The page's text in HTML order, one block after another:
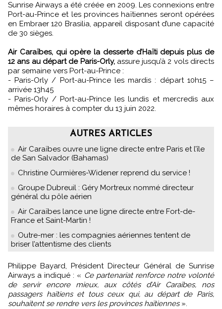
Sunrise Airways a été créée en 2009. Les connexions entre
Port-au-Prince et les provinces haïtiennes seront opérées
en Embraer 120 Brasilia, appareil disposant d’une capacité
de 30 sièges.
Air Caraïbes, qui opère la desserte d’Haïti depuis plus de
12 ans au départ de Paris-Orly,assure jusqu’à 2 vols directs
par semaine vers Port-au-Prince :
- Paris-Orly / Port-au-Prince les mardis : départ 10h15 –
arrivée 13h45
- Paris-Orly / Port-au-Prince les lundis et mercredis aux
mêmes horaires à compter du 13 juin 2022.
AUTRES ARTICLES
Air Caraïbes ouvre une ligne directe entre Paris et l’île
de San Salvador (Bahamas)
Christine Ourmières-Widener reprend du service !
Groupe Dubreuil : Géry Mortreux nommé directeur
général du pôle aérien
Air Caraïbes lance une ligne directe entre Fort-de-
France et Saint-Martin !
Outre-mer : les compagnies aériennes tentent de
briser l’attentisme des clients
Philippe Bayard, Président Directeur Général de Sunrise
Airways a indiqué : « Ce partenariat renforce notre volonté
de servir encore mieux, aux côtés d’Air Caraïbes, nos
passagers haïtiens et tous ceux qui, au départ de Paris,
souhaitent se rendre vers les provinces haïtiennes».